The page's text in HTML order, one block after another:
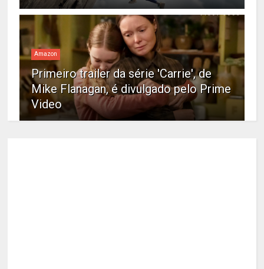
Amazon
Primeiro trailer da série 'Carrie', de
Mike Flanagan, é divulgado pelo Prime
Video